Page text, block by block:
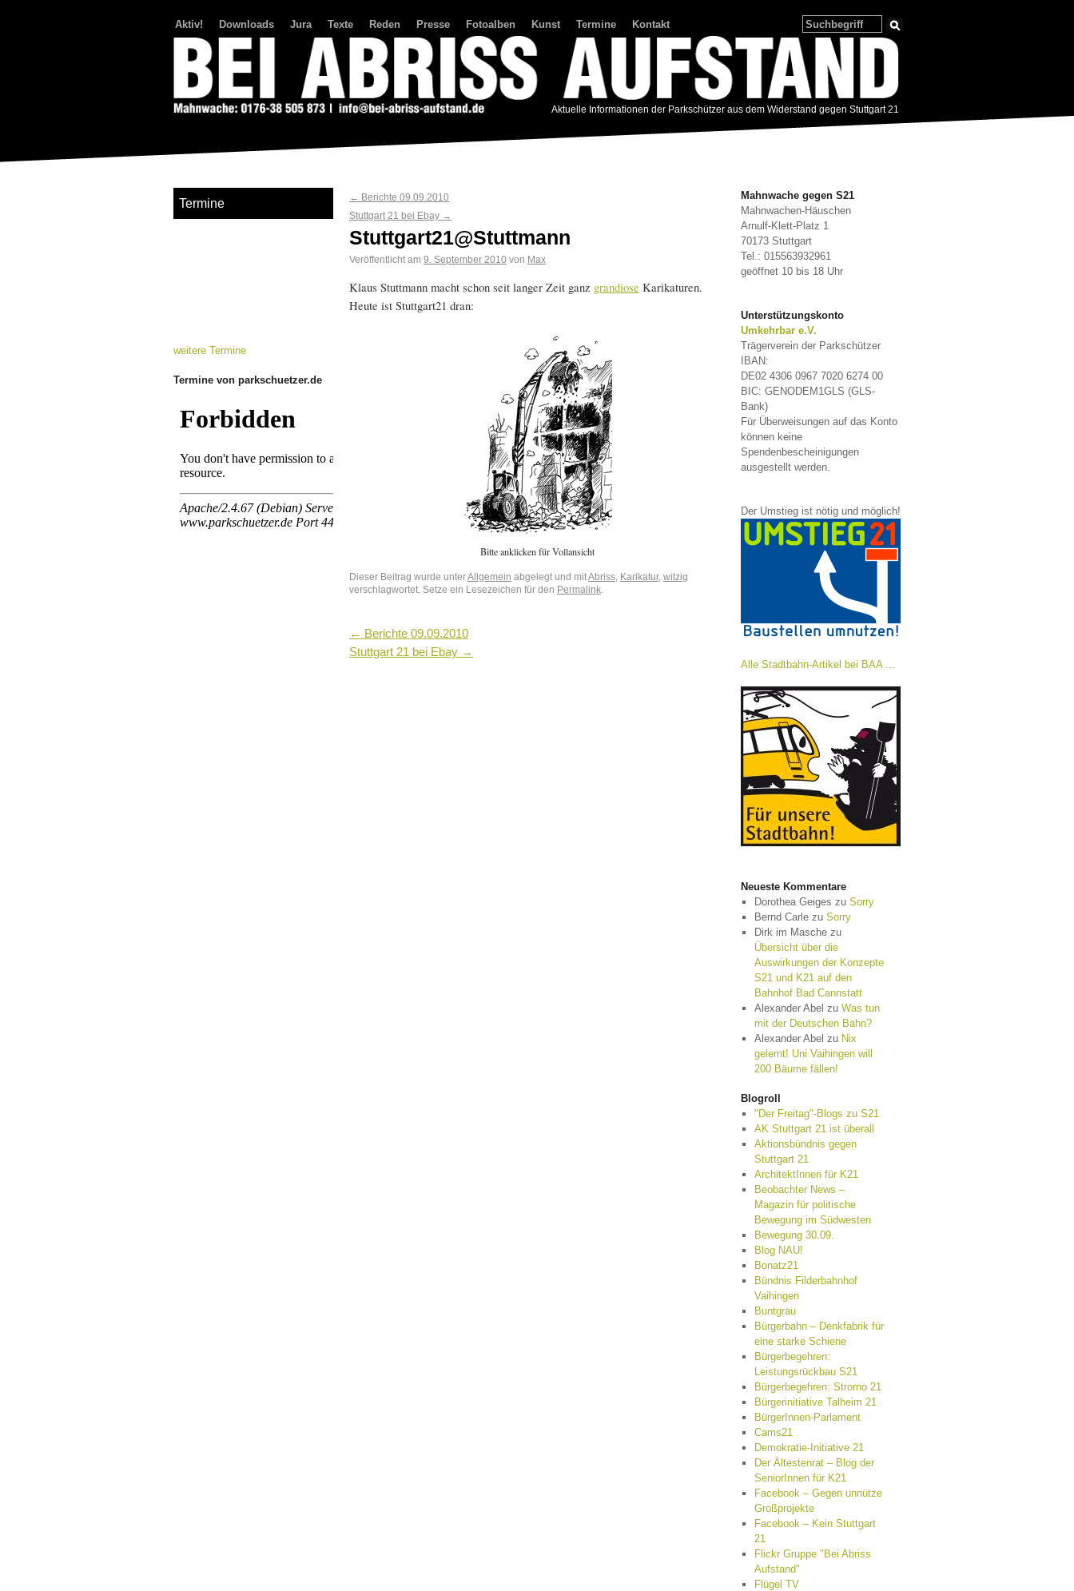
Aktiv! Downloads Jura Texte Reden Presse Fotoalben Kunst Termine Kontakt
Aktuelle Informationen der Parkschützer aus dem Widerstand gegen Stuttgart 21
← Berichte 09.09.2010
Stuttgart 21 bei Ebay →
Stuttgart21@Stuttmann
Veröffentlicht am 9. September 2010 von Max
Klaus Stuttmann macht schon seit langer Zeit ganz grandiose Karikaturen.
Heute ist Stuttgart21 dran:
Bitte anklicken für Vollansicht
Dieser Beitrag wurde unter Allgemein abgelegt und mit Abriss Karikatur, witzig
verschlagwortet. Setze ein Lesezeichen für den Permalink
← Berichte 09.09.2010
Stuttgart 21 bei Ebay →
Termine
weitere Termine
Termine von parkschuetzer.de
Mahnwache gegen S21
Mahnwachen-Häuschen
Arnulf-Klett-Platz 1
70173 Stuttgart
Tel.: 015563932961
geöffnet 10 bis 18 Uhr
Unterstützungskonto
Umkehrbar e.V.
Trägerverein der Parkschützer
IBAN:
DE02 4306 0967 7020 6274 00
BIC: GENODEM1GLS (GLS-
Bank)
Für Überweisungen auf das Konto
können keine
Spendenbescheinigungen
ausgestellt werden.
Der Umstieg ist nötig und möglich!
Alle Stadtbahn-Artikel bei BAA ...
Neueste Kommentare
Dorothea Geiges zu Sorry
Bernd Carlezu Sorry
Dirk im Maschezu
Übersicht über die
Auswirkungen der Konzepte
S21 und K21 auf den
Bahnhof Bad Cannstatt
Alexander Abel zu Was tun
mit der Deutschen Bahn?
Alexander Abel zu Nix
gelernt! Uni Vaihingen will
200 Bäume fällen!
Blogroll
"Der Freitag"-Blogs zu S21
AK Stuttgart 21 ist überall
Aktionsbündnis gegen
Stuttgart 21
ArchitektInnen für K21
Beobachter News –
Magazin für politische
Bewegung im Südwesten
Bewegung 30.09.
Blog NAU!
Bonatz21
Bündnis Filderbahnhof
Vaihingen
Buntgrau
Bürgerbahn – Denkfabrik für
eine starke Schiene
Bürgerbegehren:
Leistungsrückbau S21
Bürgerbegehren: Strorno 21
Bürgerinitiative Talheim 21
BürgerInnen-Parlament
Cams21
Demokratie-Initiative 21
Der Ältestenrat – Blog der
SeniorInnen für K21
Facebook – Gegen unnütze
Großprojekte
Facebook – Kein Stuttgart
21
Flickr Gruppe "Bei Abriss
Aufstand"
Flügel TV